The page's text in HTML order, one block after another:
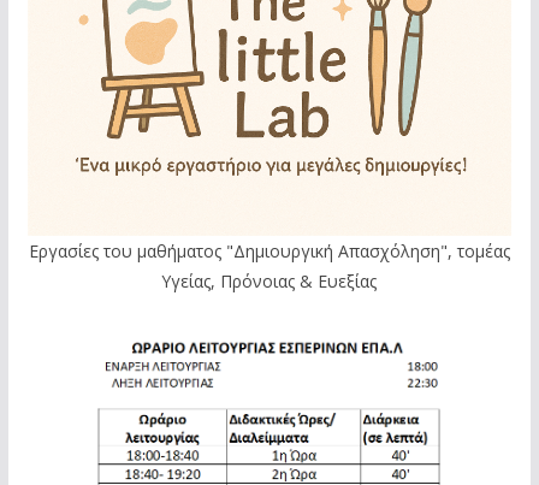
Εργασίες του μαθήματος "Δημιουργική Απασχόληση", τομέας
Υγείας, Πρόνοιας & Ευεξίας